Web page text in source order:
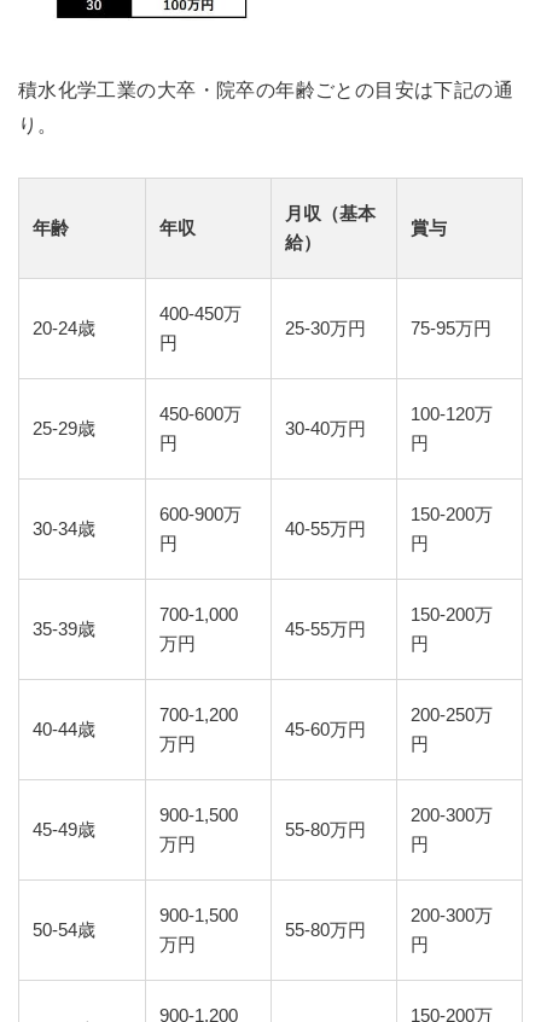
積水化学工業の大卒・院卒の年齢ごとの目安は下記の通
り。
年齢 年収
月収（基本
給）
賞与
20-24歳
400-450万
円
25-30万円 75-95万円
25-29歳
450-600万
円
30-40万円
100-120万
円
30-34歳
600-900万
円
40-55万円
150-200万
円
35-39歳
700-1,000
万円
45-55万円
150-200万
円
40-44歳
700-1,200
万円
45-60万円
200-250万
円
45-49歳
900-1,500
万円
55-80万円
200-300万
円
50-54歳
900-1,500
万円
55-80万円
200-300万
円
900-1,200 150-200万